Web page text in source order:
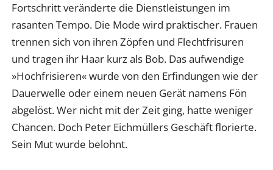
Fortschritt veränderte die Dienstleistungen im
rasanten Tempo. Die Mode wird praktischer. Frauen
trennen sich von ihren Zöpfen und Flechtfrisuren
und tragen ihr Haar kurz als Bob. Das aufwendige
»Hochfrisieren« wurde von den Erfindungen wie der
Dauerwelle oder einem neuen Gerät namens Fön
abgelöst. Wer nicht mit der Zeit ging, hatte weniger
Chancen. Doch Peter Eichmüllers Geschäft florierte.
Sein Mut wurde belohnt.